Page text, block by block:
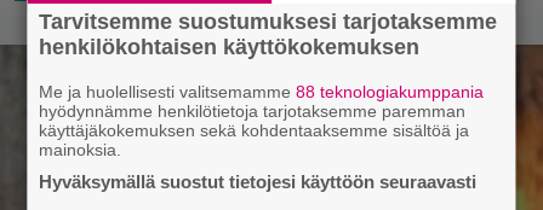
Tarvitsemme suostumuksesi tarjotaksemme
henkilökohtaisen käyttökokemuksen
Me ja huolellisesti valitsemamme88 teknologiakumppania
hyödynnämme henkilötietoja tarjotaksemme paremman
käyttäjäkokemuksen sekä kohdentaaksemme sisältöä ja
mainoksia.
Hyväksymällä suostut tietojesi käyttöön seuraavasti